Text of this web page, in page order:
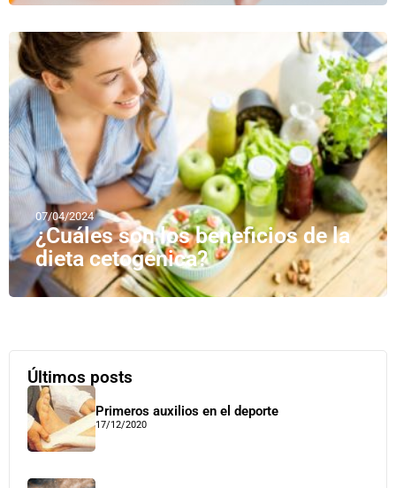
07/04/2024
¿Cuáles son los beneficios de la
dieta cetogénica?
Últimos posts
Primeros auxilios en el deporte
17/12/2020